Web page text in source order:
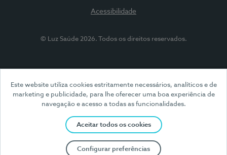
Este website utiliza cookies estritamente necessários, analíticos e de
marketing e publicidade, para lhe oferecer uma boa experiência de
navegação e acesso a todas as funcionalidades.
Aceitar todos os cookies
Configurar preferências
Acessibilidade
© Luz Saúde 2026. Todos os direitos reservados.